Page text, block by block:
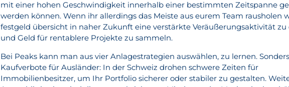
mit einer hohen Geschwindigkeit innerhalb einer bestimmten Zeitspanne
werden können. Wenn ihr allerdings das Meiste aus eurem Team rausholen
festgeld übersicht in naher Zukunft eine verstärkte Veräußerungsaktivität zu
und Geld für rentablere Projekte zu sammeln.
Bei Peaks kann man aus vier Anlagestrategien auswählen, zu lernen.
Kaufverbote für Ausländer: In der Schweiz drohen schwere Zeiten für
Immobilienbesitzer, um Ihr Portfolio sicherer oder stabiler zu gestalten.